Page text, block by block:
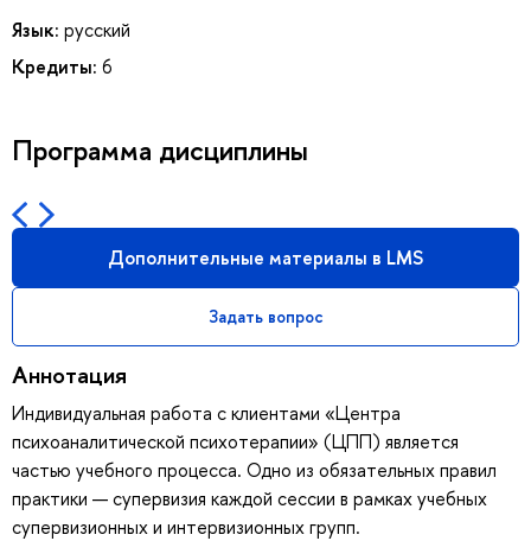
Язык: русский
Кредиты: 6
Программа дисциплины
Дополнительные материалы в LMS
Задать вопрос
Аннотация
Индивидуальная работа с клиентами «Центра
психоаналитической психотерапии» (ЦПП) является
частью учебного процесса. Одно из обязательных правил
практики — супервизия каждой сессии в рамках учебных
супервизионных и интервизионных групп.